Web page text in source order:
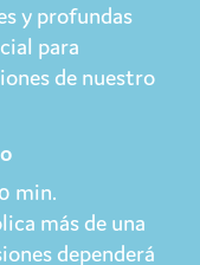
y profundas
para
de nuestro
min.
más de una
dependerá